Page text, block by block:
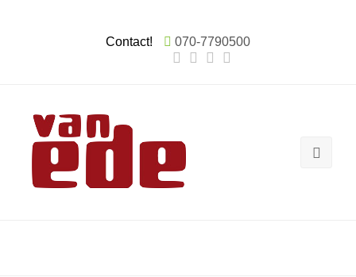
Contact! 070-7790500